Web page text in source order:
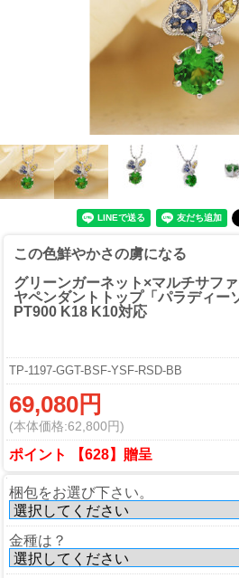
この色鮮やかさの虜になる
グリーンガーネット×マルチサフ
ヤペンダントトップ「パラディー
PT900 K18 K10対応
TP-1197-GGT-BSF-YSF-RSD-BB
69,080円
(本体価格:62,800円)
ポイント 【628】贈呈
梱包をお選び下さい。
金種は？